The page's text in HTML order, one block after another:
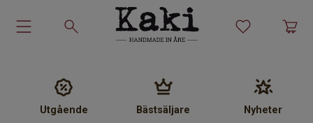
Utgående Bästsäljare Nyheter